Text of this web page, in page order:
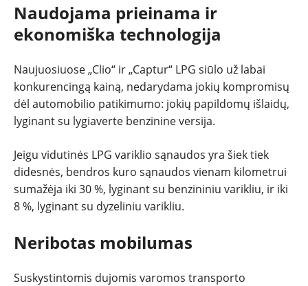
Naudojama prieinama ir
ekonomiška technologija
Naujuosiuose „Clio“ ir „Captur“ LPG siūlo už labai
konkurencingą kainą, nedarydama jokių kompromisų
dėl automobilio patikimumo: jokių papildomų išlaidų,
lyginant su lygiaverte benzinine versija.
Jeigu vidutinės LPG variklio sąnaudos yra šiek tiek
didesnės, bendros kuro sąnaudos vienam kilometrui
sumažėja iki 30 %, lyginant su benzininiu varikliu, ir iki
8 %, lyginant su dyzeliniu varikliu.
Neribotas mobilumas
Suskystintomis dujomis varomos transporto